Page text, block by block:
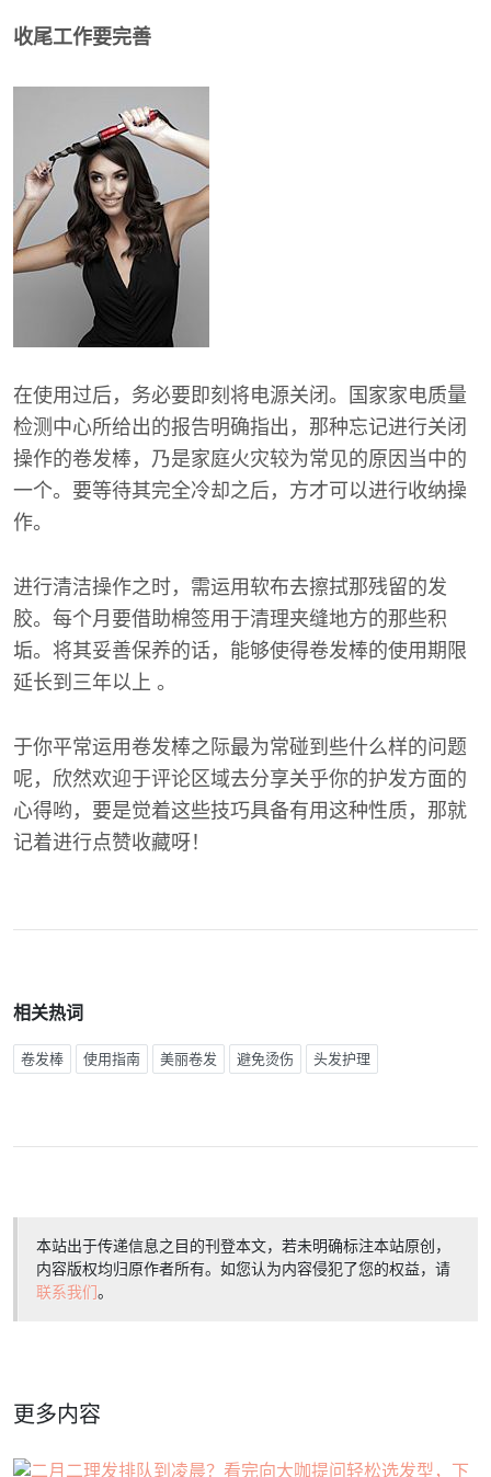
收尾工作要完善
在使用过后，务必要即刻将电源关闭。国家家电质量
检测中心所给出的报告明确指出，那种忘记进行关闭
操作的卷发棒，乃是家庭火灾较为常见的原因当中的
一个。要等待其完全冷却之后，方才可以进行收纳操
作。
进行清洁操作之时，需运用软布去擦拭那残留的发
胶。每个月要借助棉签用于清理夹缝地方的那些积
垢。将其妥善保养的话，能够使得卷发棒的使用期限
延长到三年以上 。
于你平常运用卷发棒之际最为常碰到些什么样的问题
呢，欣然欢迎于评论区域去分享关乎你的护发方面的
心得哟，要是觉着这些技巧具备有用这种性质，那就
记着进行点赞收藏呀！
相关热词
卷发棒 使用指南 美丽卷发 避免烫伤 头发护理
本站出于传递信息之目的刊登本文，若未明确标注本站原创，
内容版权均归原作者所有。如您认为内容侵犯了您的权益，请
联系我们。
更多内容